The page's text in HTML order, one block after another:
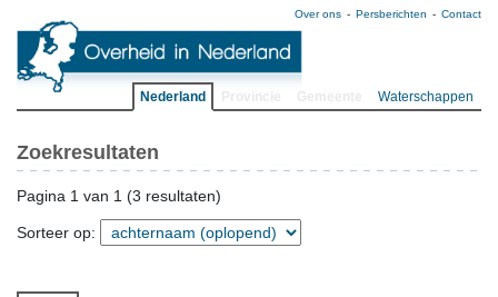
Over ons Persberichten Contact
Nederland Waterschappen
Zoekresultaten
Pagina 1 van 1 (3 resultaten)
Sorteer op: